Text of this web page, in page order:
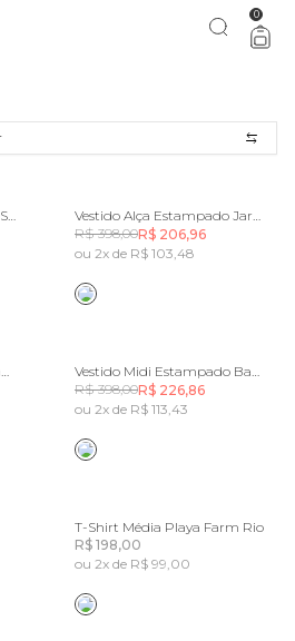
comemorar com a gente aproveita! 0
Calça Barrel Jeans Maré Do Sol
Vestido Alça Estampado Jardim Beleza
R$ 398,00R$ 206,96
ou 2x de R$ 103,48
Vestido Ombro Só Estampado Flora
Vestido Midi Estampado Banana Flora
R$ 398,00R$ 226,86
ou 2x de R$ 113,43
T-Shirt Média Playa Farm Rio
R$ 198,00
ou 2x de R$ 99,00